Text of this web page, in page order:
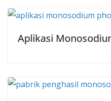
Aplikasi